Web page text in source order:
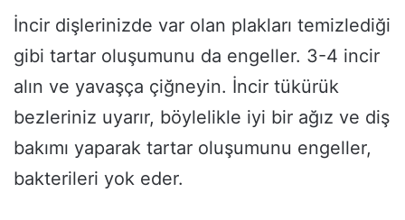
İncir dişlerinizde var olan plakları temizlediği
gibi tartar oluşumunu da engeller. 3-4 incir
alın ve yavaşça çiğneyin. İncir tükürük
bezleriniz uyarır, böylelikle iyi bir ağız ve diş
bakımı yaparak tartar oluşumunu engeller,
bakterileri yok eder.